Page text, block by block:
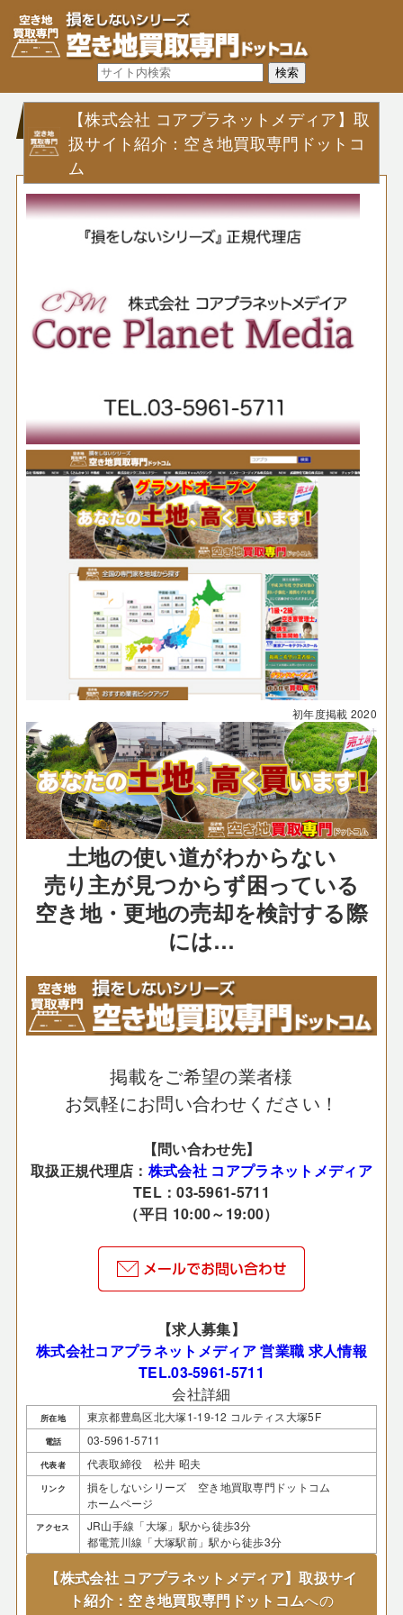
【株式会社 コアプラネットメディア】取
扱サイト紹介：空き地買取専門ドットコ
ム
初年度掲載 2020
土地の使い道がわからない
売り主が見つからず困っている
空き地・更地の売却を検討する際
には…
掲載をご希望の業者様
お気軽にお問い合わせください！
【問い合わせ先】
取扱正規代理店： 株式会社 コアプラネットメディア
TEL：03-5961-5711
（平日 10:00～19:00）
【求人募集】
株式会社コアプラネットメディア 営業職 求人情報
TEL.03-5961-5711
会社詳細
所在地 東京都豊島区北大塚1-19-12 コルティス大塚5F
電話 03-5961-5711
代表者 代表取締役 松井 昭夫
リンク
損をしないシリーズ 空き地買取専門ドットコム
ホームページ
アクセス
JR山手線「大塚」駅から徒歩3分
都電荒川線「大塚駅前」駅から徒歩3分
【株式会社 コアプラネットメディア】取扱サイ
ト紹介：空き地買取専門ドットコムへの